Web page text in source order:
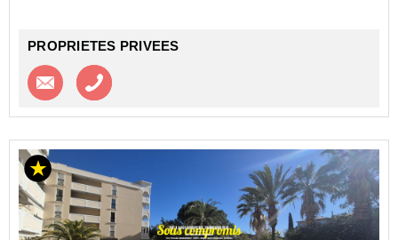
PROPRIETES PRIVEES
Contacter l'agence